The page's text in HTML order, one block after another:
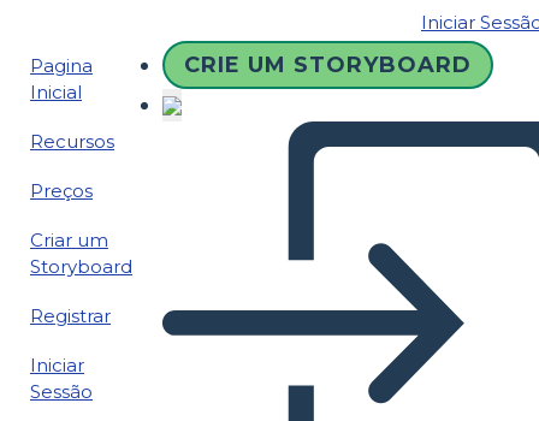
Iniciar
Pagina
Inicial
Recursos
Preços
Criar um
Storyboard
Registrar
Iniciar
Sessão
CRIE UM STORYBOARD